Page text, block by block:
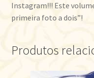
Instagram!!! Este
primeira foto a dois”!
Produtos